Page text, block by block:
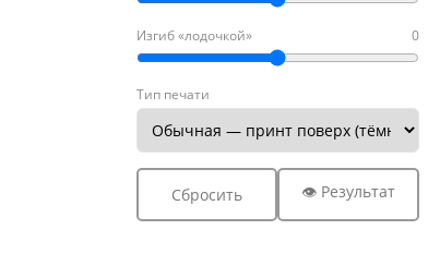
Изгиб «лодочкой» 0
Тип печати
Сбросить 👁 Результат